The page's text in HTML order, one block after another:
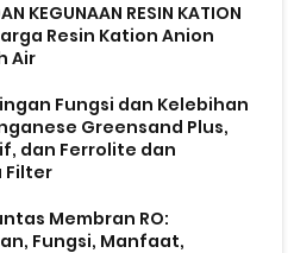
KEGUNAAN RESIN KATION
Resin Kation Anion
Air
Fungsi dan Kelebihan
Greensand Plus,
dan Ferrolite dan
Filter
Membran RO:
Fungsi, Manfaat,